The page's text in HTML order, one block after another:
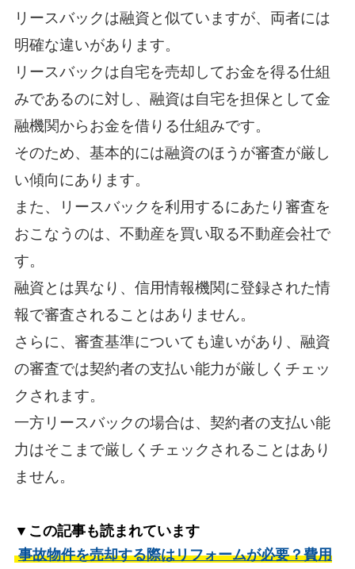
リースバックは融資と似ていますが、両者には
明確な違いがあります。
リースバックは自宅を売却してお金を得る仕組
みであるのに対し、融資は自宅を担保として金
融機関からお金を借りる仕組みです。
そのため、基本的には融資のほうが審査が厳し
い傾向にあります。
また、リースバックを利用するにあたり審査を
おこなうのは、不動産を買い取る不動産会社で
す。
融資とは異なり、信用情報機関に登録された情
報で審査されることはありません。
さらに、審査基準についても違いがあり、融資
の審査では契約者の支払い能力が厳しくチェッ
クされます。
一方リースバックの場合は、契約者の支払い能
力はそこまで厳しくチェックされることはあり
ません。
▼この記事も読まれています
事故物件を売却する際はリフォームが必要？費用